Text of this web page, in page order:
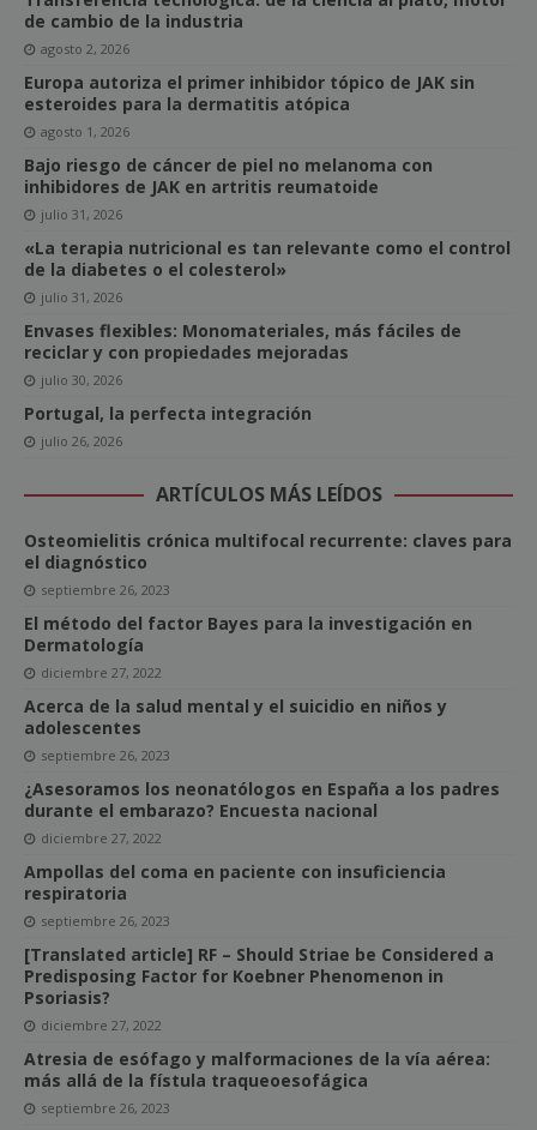
de cambio de la industria
agosto 2, 2026
Europa autoriza el primer inhibidor tópico de JAK sin
esteroides para la dermatitis atópica
agosto 1, 2026
Bajo riesgo de cáncer de piel no melanoma con
inhibidores de JAK en artritis reumatoide
julio 31, 2026
«La terapia nutricional es tan relevante como el control
de la diabetes o el colesterol»
julio 31, 2026
Envases flexibles: Monomateriales, más fáciles de
reciclar y con propiedades mejoradas
julio 30, 2026
Portugal, la perfecta integración
julio 26, 2026
ARTÍCULOS MÁS LEÍDOS
Osteomielitis crónica multifocal recurrente: claves para
el diagnóstico
septiembre 26, 2023
El método del factor Bayes para la investigación en
Dermatología
diciembre 27, 2022
Acerca de la salud mental y el suicidio en niños y
adolescentes
septiembre 26, 2023
¿Asesoramos los neonatólogos en España a los padres
durante el embarazo? Encuesta nacional
diciembre 27, 2022
Ampollas del coma en paciente con insuficiencia
respiratoria
septiembre 26, 2023
[Translated article] RF – Should Striae be Considered a
Predisposing Factor for Koebner Phenomenon in
Psoriasis?
diciembre 27, 2022
Atresia de esófago y malformaciones de la vía aérea:
más allá de la fístula traqueoesofágica
septiembre 26, 2023